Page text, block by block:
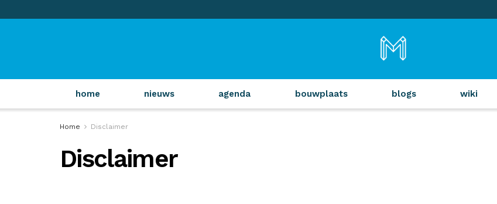
home nieuws agenda bouwplaats blogs wiki
Home Disclaimer
Disclaimer